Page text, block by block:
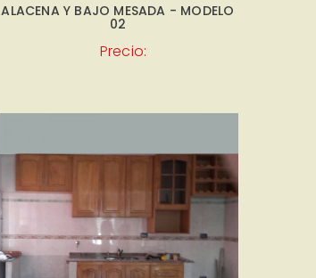
ALACENA Y BAJO MESADA - MODELO
02
Precio: